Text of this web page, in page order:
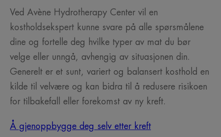
Ved Avène Hydrotherapy Center vil en
kostholdsekspert kunne svare på alle spørsmålene
dine og fortelle deg hvilke typer av mat du bør
velge eller unngå, avhengig av situasjonen din.
Generelt er et sunt, variert og balansert kosthold en
kilde til velvære og kan bidra til å redusere risikoen
for tilbakefall eller forekomst av ny kreft.
Å gjenoppbygge deg selv etter kreft